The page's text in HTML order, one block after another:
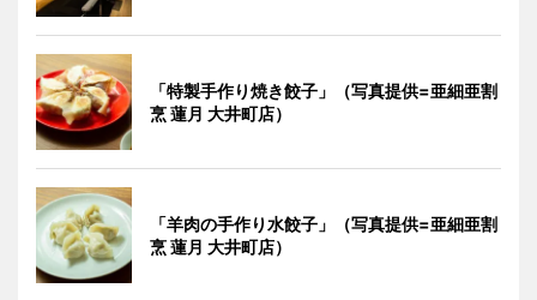
「特製手作り焼き餃子」（写真提供=亜細亜割
烹 蓮月 大井町店）
「羊肉の手作り水餃子」（写真提供=亜細亜割
烹 蓮月 大井町店）